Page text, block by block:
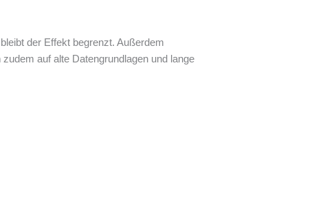
der Effekt begrenzt. Außerdem
auf alte Datengrundlagen und lange